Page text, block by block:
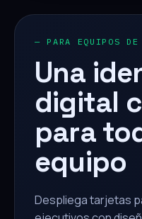
— PARA EQUIPOS DE
Una
digital
para
equipo
Despliega tarjetas